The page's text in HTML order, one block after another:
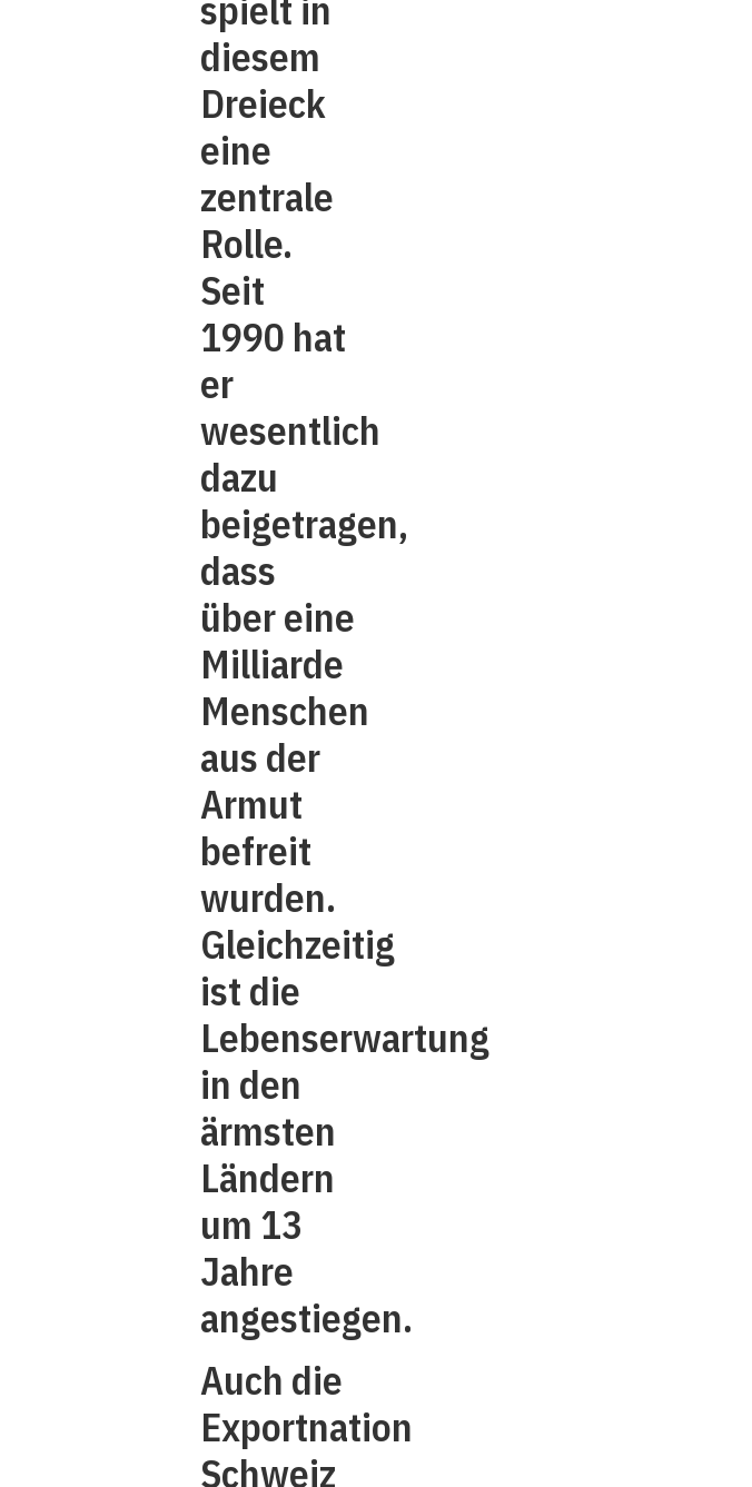
diesem
Dreieck
eine
zentrale
Rolle.
Seit
1990 hat
er
wesentlich
dazu
beigetragen,
dass
über eine
Milliarde
Menschen
aus der
Armut
befreit
wurden.
Gleichzeitig
ist die
Lebenserwartung
in den
ärmsten
Ländern
um 13
Jahre
angestiegen.
Auch die
Exportnation
Schweiz